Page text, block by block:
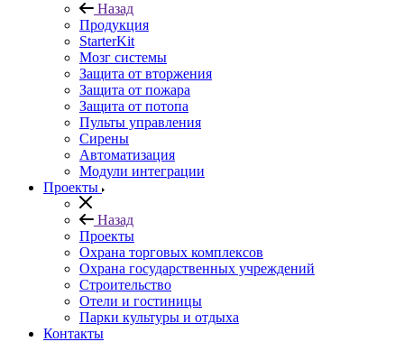
Назад
Продукция
StarterKit
Мозг системы
Защита от вторжения
Защита от пожара
Защита от потопа
Пульты управления
Сирены
Автоматизация
Модули интеграции
Проекты
Назад
Проекты
Охрана торговых комплексов
Охрана государственных учреждений
Строительство
Отели и гостиницы
Парки культуры и отдыха
Контакты